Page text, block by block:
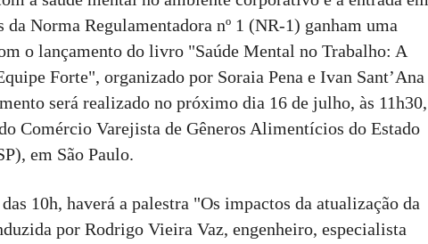
Norma Regulamentadora nº 1 (NR-1) ganham uma
o lançamento do livro "Saúde Mental no Trabalho: A
Forte", organizado por Soraia Pena e Ivan Sant’Ana
será realizado no próximo dia 16 de julho, às 11h30,
Comércio Varejista de Gêneros Alimentícios do Estado
em São Paulo.
10h, haverá a palestra "Os impactos da atualização da
por Rodrigo Vieira Vaz, engenheiro, especialista